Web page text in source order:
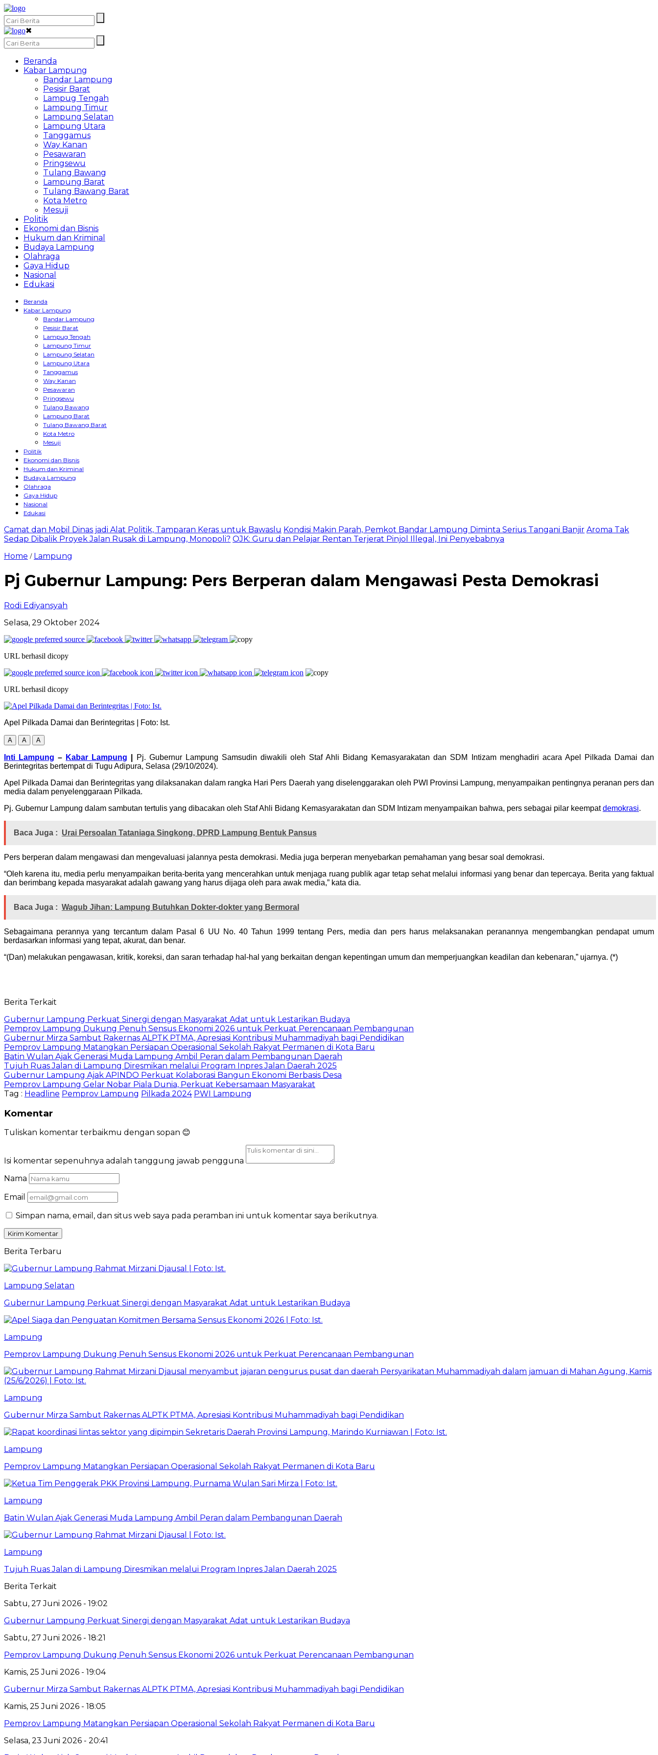
✖
Beranda
Kabar Lampung
Bandar Lampung
Pesisir Barat
Lampug Tengah
Lampung Timur
Lampung Selatan
Lampung Utara
Tanggamus
Way Kanan
Pesawaran
Pringsewu
Tulang Bawang
Lampung Barat
Tulang Bawang Barat
Kota Metro
Mesuji
Politik
Ekonomi dan Bisnis
Hukum dan Kriminal
Budaya Lampung
Olahraga
Gaya Hidup
Nasional
Edukasi
Beranda
Kabar Lampung
Bandar Lampung
Pesisir Barat
Lampug Tengah
Lampung Timur
Lampung Selatan
Lampung Utara
Tanggamus
Way Kanan
Pesawaran
Pringsewu
Tulang Bawang
Lampung Barat
Tulang Bawang Barat
Kota Metro
Mesuji
Politik
Ekonomi dan Bisnis
Hukum dan Kriminal
Budaya Lampung
Olahraga
Gaya Hidup
Nasional
Edukasi
Camat dan Mobil Dinas jadi Alat Politik, Tamparan Keras untuk Bawaslu Kondisi Makin Parah, Pemkot Bandar Lampung Diminta Serius Tangani Banjir Aroma Tak
Sedap Dibalik Proyek Jalan Rusak di Lampung, Monopoli? OJK: Guru dan Pelajar Rentan Terjerat Pinjol Illegal, Ini Penyebabnya
Home / Lampung
Pj Gubernur Lampung: Pers Berperan dalam Mengawasi Pesta Demokrasi
Rodi Ediyansyah
Selasa, 29 Oktober 2024
URL berhasil dicopy
URL berhasil dicopy
Apel Pilkada Damai dan Berintegritas | Foto: Ist.
A A A
Inti Lampung – Kabar Lampung
Pj. Gubernur Lampung Samsudin diwakili oleh Staf Ahli Bidang Kemasyarakatan dan SDM Intizam menghadiri acara Apel Pilkada Damai dan
Berintegritas bertempat di Tugu Adipura, Selasa (29/10/2024).
Apel Pilkada Damai dan Berintegritas yang dilaksanakan dalam rangka Hari Pers Daerah yang diselenggarakan oleh PWI Provinsi Lampung, menyampaikan pentingnya peranan pers dan
media dalam penyelenggaraan Pilkada.
Pj. Gubernur Lampung dalam sambutan tertulis yang dibacakan oleh Staf Ahli Bidang Kemasyarakatan dan SDM Intizam menyampaikan bahwa, pers sebagai pilar keempatdemokrasi.
Baca Juga : Urai Persoalan Tataniaga Singkong, DPRD Lampung Bentuk Pansus
Pers berperan dalam mengawasi dan mengevaluasi jalannya pesta demokrasi. Media juga berperan menyebarkan pemahaman yang besar soal demokrasi.
“Oleh karena itu, media perlu menyampaikan berita-berita yang mencerahkan untuk menjaga ruang publik agar tetap sehat melalui informasi yang benar dan tepercaya. Berita yang faktual
dan berimbang kepada masyarakat adalah gawang yang harus dijaga oleh para awak media,” kata dia.
Baca Juga : Wagub Jihan: Lampung Butuhkan Dokter-dokter yang Bermoral
Sebagaimana perannya yang tercantum dalam Pasal 6 UU No. 40 Tahun 1999 tentang Pers, media dan pers harus melaksanakan peranannya mengembangkan pendapat umum
berdasarkan informasi yang tepat, akurat, dan benar.
“(Dan) melakukan pengawasan, kritik, koreksi, dan saran terhadap hal-hal yang berkaitan dengan kepentingan umum dan memperjuangkan keadilan dan kebenaran,” ujarnya. (*)
Berita Terkait
Gubernur Lampung Perkuat Sinergi dengan Masyarakat Adat untuk Lestarikan Budaya
Pemprov Lampung Dukung Penuh Sensus Ekonomi 2026 untuk Perkuat Perencanaan Pembangunan
Gubernur Mirza Sambut Rakernas ALPTK PTMA, Apresiasi Kontribusi Muhammadiyah bagi Pendidikan
Pemprov Lampung Matangkan Persiapan Operasional Sekolah Rakyat Permanen di Kota Baru
Batin Wulan Ajak Generasi Muda Lampung Ambil Peran dalam Pembangunan Daerah
Tujuh Ruas Jalan di Lampung Diresmikan melalui Program Inpres Jalan Daerah 2025
Gubernur Lampung Ajak APINDO Perkuat Kolaborasi Bangun Ekonomi Berbasis Desa
Pemprov Lampung Gelar Nobar Piala Dunia, Perkuat Kebersamaan Masyarakat
Tag : Headline Pemprov Lampung Pilkada 2024 PWI Lampung
Komentar
Tuliskan komentar terbaikmu dengan sopan 😊
Isi komentar sepenuhnya adalah tanggung jawab pengguna
Nama
Email
Simpan nama, email, dan situs web saya pada peramban ini untuk komentar saya berikutnya.
Berita Terbaru
Lampung Selatan
Gubernur Lampung Perkuat Sinergi dengan Masyarakat Adat untuk Lestarikan Budaya
Lampung
Pemprov Lampung Dukung Penuh Sensus Ekonomi 2026 untuk Perkuat Perencanaan Pembangunan
Lampung
Gubernur Mirza Sambut Rakernas ALPTK PTMA, Apresiasi Kontribusi Muhammadiyah bagi Pendidikan
Lampung
Pemprov Lampung Matangkan Persiapan Operasional Sekolah Rakyat Permanen di Kota Baru
Lampung
Batin Wulan Ajak Generasi Muda Lampung Ambil Peran dalam Pembangunan Daerah
Lampung
Tujuh Ruas Jalan di Lampung Diresmikan melalui Program Inpres Jalan Daerah 2025
Berita Terkait
Sabtu, 27 Juni 2026 - 19:02
Gubernur Lampung Perkuat Sinergi dengan Masyarakat Adat untuk Lestarikan Budaya
Sabtu, 27 Juni 2026 - 18:21
Pemprov Lampung Dukung Penuh Sensus Ekonomi 2026 untuk Perkuat Perencanaan Pembangunan
Kamis, 25 Juni 2026 - 19:04
Gubernur Mirza Sambut Rakernas ALPTK PTMA, Apresiasi Kontribusi Muhammadiyah bagi Pendidikan
Kamis, 25 Juni 2026 - 18:05
Pemprov Lampung Matangkan Persiapan Operasional Sekolah Rakyat Permanen di Kota Baru
Selasa, 23 Juni 2026 - 20:41